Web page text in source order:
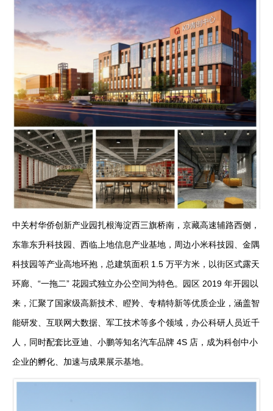
中关村华侨创新产业园扎根海淀西三旗桥南，京藏高速辅路西侧，
东靠东升科技园、西临上地信息产业基地，周边小米科技园、金隅
科技园等产业高地环抱，总建筑面积 1.5 万平方米，以街区式露天
环廊、“一拖二” 花园式独立办公空间为特色。园区 2019 年开园以
来，汇聚了国家级高新技术、瞪羚、专精特新等优质企业，涵盖智
能研发、互联网大数据、军工技术等多个领域，办公科研人员近千
人，同时配套比亚迪、小鹏等知名汽车品牌 4S 店，成为科创中小
企业的孵化、加速与成果展示基地。